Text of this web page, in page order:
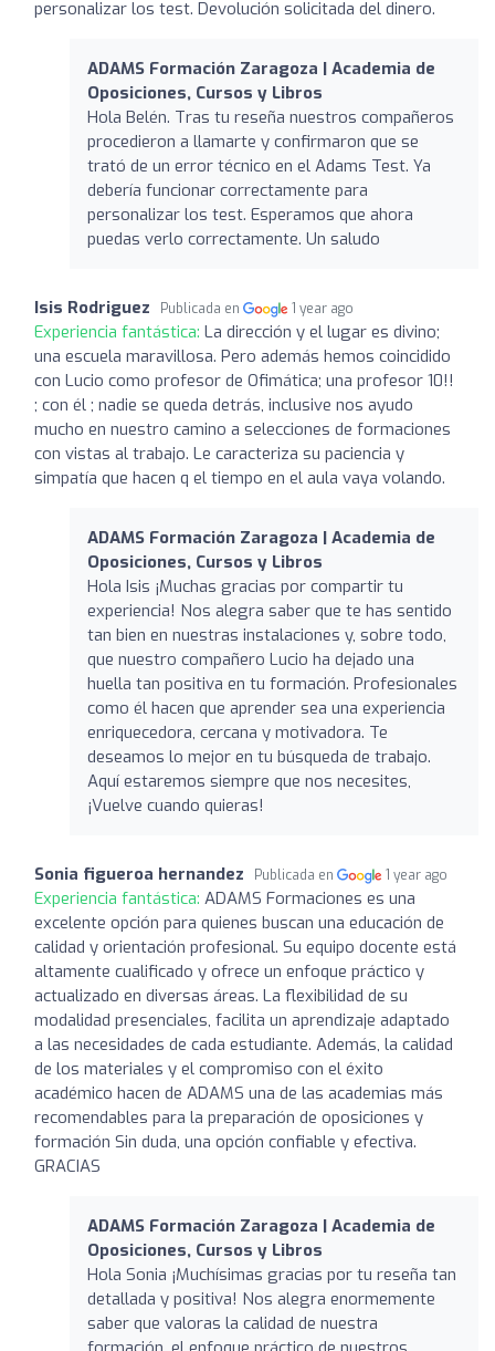
personalizar los test. Devolución solicitada del dinero.
ADAMS Formación Zaragoza | Academia de
Oposiciones, Cursos y Libros
Hola Belén. Tras tu reseña nuestros compañeros
procedieron a llamarte y confirmaron que se
trató de un error técnico en el Adams Test. Ya
debería funcionar correctamente para
personalizar los test. Esperamos que ahora
puedas verlo correctamente. Un saludo
Isis Rodriguez Publicada en 1 year ago
Experiencia fantástica: La dirección y el lugar es divino;
una escuela maravillosa. Pero además hemos coincidido
con Lucio como profesor de Ofimática; una profesor 10!!
; con él ; nadie se queda detrás, inclusive nos ayudo
mucho en nuestro camino a selecciones de formaciones
con vistas al trabajo. Le caracteriza su paciencia y
simpatía que hacen q el tiempo en el aula vaya volando.
ADAMS Formación Zaragoza | Academia de
Oposiciones, Cursos y Libros
Hola Isis ¡Muchas gracias por compartir tu
experiencia! Nos alegra saber que te has sentido
tan bien en nuestras instalaciones y, sobre todo,
que nuestro compañero Lucio ha dejado una
huella tan positiva en tu formación. Profesionales
como él hacen que aprender sea una experiencia
enriquecedora, cercana y motivadora. Te
deseamos lo mejor en tu búsqueda de trabajo.
Aquí estaremos siempre que nos necesites,
¡Vuelve cuando quieras!
Sonia figueroa hernandez Publicada en 1 year ago
Experiencia fantástica: ADAMS Formaciones es una
excelente opción para quienes buscan una educación de
calidad y orientación profesional. Su equipo docente está
altamente cualificado y ofrece un enfoque práctico y
actualizado en diversas áreas. La flexibilidad de su
modalidad presenciales, facilita un aprendizaje adaptado
a las necesidades de cada estudiante. Además, la calidad
de los materiales y el compromiso con el éxito
académico hacen de ADAMS una de las academias más
recomendables para la preparación de oposiciones y
formación Sin duda, una opción confiable y efectiva.
GRACIAS
ADAMS Formación Zaragoza | Academia de
Oposiciones, Cursos y Libros
Hola Sonia ¡Muchísimas gracias por tu reseña tan
detallada y positiva! Nos alegra enormemente
saber que valoras la calidad de nuestra